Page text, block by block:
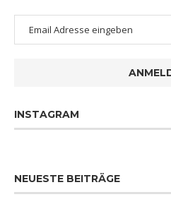
INSTAGRAM
NEUESTE BEITRÄGE